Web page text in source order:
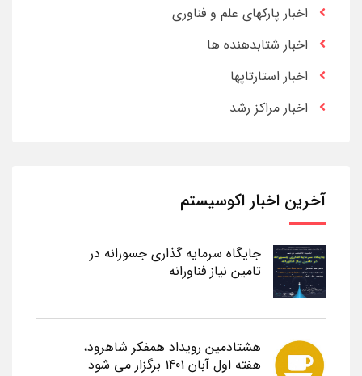
اخبار پارکهای علم و فناوری
اخبار شتابدهنده ها
اخبار استارتاپها
اخبار مراکز رشد
آخرین اخبار اکوسیستم
جایگاه سرمایه گذاری جسورانه در
تامین نیاز فناورانه
هشتادمین رویداد همفکر شاهرود،
هفته اول آبان 1401 برگزار می شود